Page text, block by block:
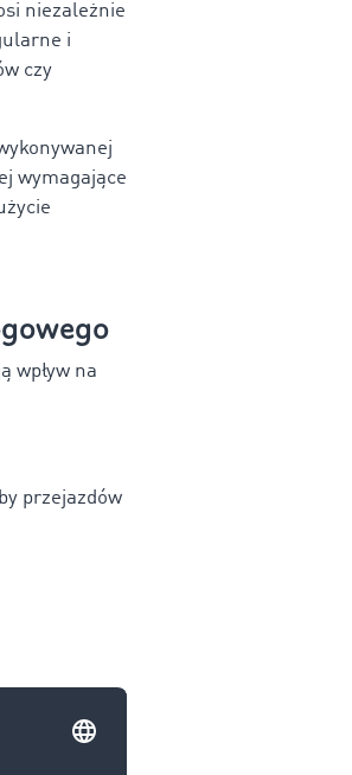
niezależnie
i
czy
wymagające
wpływ na
przejazdów